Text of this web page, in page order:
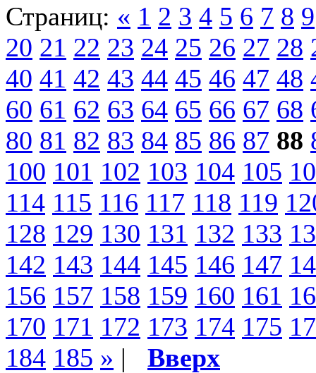
Страниц: « 1 2 3 4 5 6 7 8 9
20 21 22 23 24 25 26 27 28
40 41 42 43 44 45 46 47 48
60 61 62 63 64 65 66 67 68
80 81 82 83 84 85 86 87 88
100 101 102 103 104 105
114 115 116 117 118 119
128 129 130 131 132 133
142 143 144 145 146 147
156 157 158 159 160 161
170 171 172 173 174 175
184 185 » | Вверх